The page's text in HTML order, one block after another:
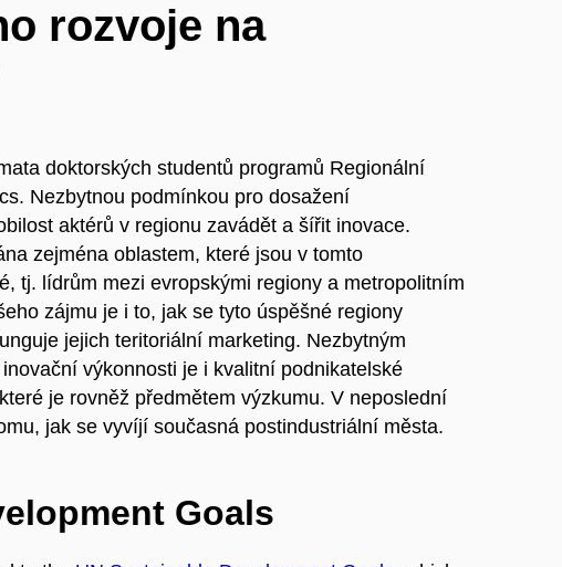
rozvoje na
doktorských studentů programů Regionální
Nezbytnou podmínkou pro dosažení
aktérů v regionu zavádět a šířit inovace.
zejména oblastem, které jsou v tomto
tj. lídrům mezi evropskými regiony a metropolitním
zájmu je i to, jak se tyto úspěšné regiony
jejich teritoriální marketing. Nezbytným
výkonnosti je i kvalitní podnikatelské
je rovněž předmětem výzkumu. V neposlední
jak se vyvíjí současná postindustriální města.
Goals